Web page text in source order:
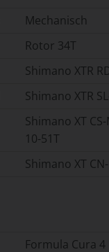
Mechanisch
Rotor 34T
Shimano XTR
Shimano XTR
Shimano XT
10-51T
Shimano XT
Formula Cura 4